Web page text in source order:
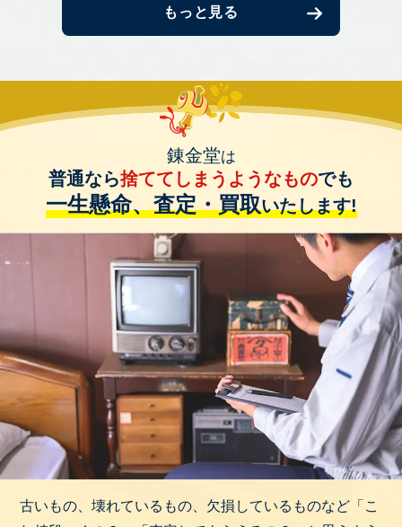
もっと見る
錬金堂は
普通なら捨ててしまうようなものでも
一生懸命、査定・買取いたします!
古いもの、壊れているもの、欠損しているものなど「こ